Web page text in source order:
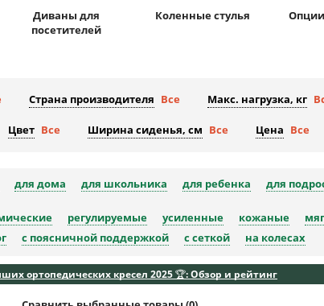
Диваны для
посетителей
Коленные стулья
Страна производителя Все Макс. нагрузка, кг
Цвет Все Ширина сиденья, см Все Цена Все
для дома для школьника для ребенка для
регулируемые усиленные кожаные
с поясничной поддержкой с сеткой на колесах
ортопедических кресел 2025 🏆: Обзор и рейтинг